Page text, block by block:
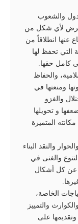
والشعوب
لأي شكل من
عنها انطلاقاً من
التي تحفظ لها
كامل حقها.
والحفاظ
ومنعتها في
والغزو
و تحويلها
المتميزة
والنقد البناء
والغنى في
عن كل أشكال
الخاصة،
والتمييز
على